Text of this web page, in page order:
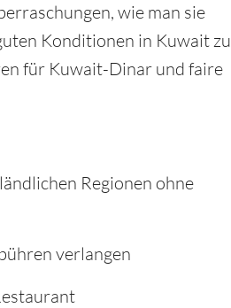
wie man sie
Konditionen in Kuwait zu
für Kuwait-Dinar und faire
Regionen ohne
verlangen